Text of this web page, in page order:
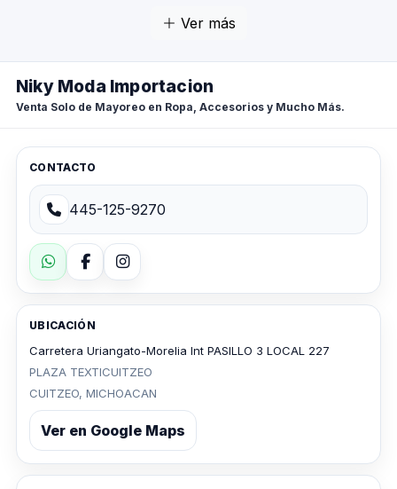
Ver más
Niky Moda Importacion
Venta Solo de Mayoreo en Ropa, Accesorios y Mucho Más.
CONTACTO
445-125-9270
UBICACIÓN
Carretera Uriangato-Morelia Int PASILLO 3 LOCAL 227
PLAZA TEXTICUITZEO
CUITZEO, MICHOACAN
Ver en Google Maps